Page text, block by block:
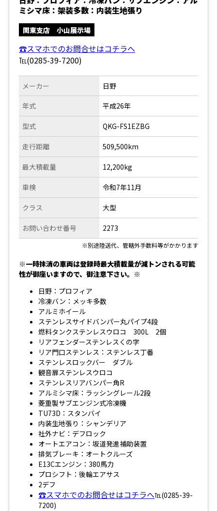
ミシマ床：架装多数：内装生地張り
関東支店 小山展示場
☎スマホでのお問合せはコチラへ
℡(0285-39-7200)
メーカー
年式
型式
走行距離
日野
平成26年
QKG-FS1EZBG
509,500km
最大積載量
車検
クラス
お問い合わせ番号
12,200kg
令和7年11月
大型
2273
※別途陸送代、管轄外手数料等がかかります
※一時抹消の車両は登録時最大積載量が減トンされる可能
性が御座いますので、御注意下さい。※
日野：プロフィア
冷凍バン：メッキ多数
アルミホイール
ステンレスサイドバンパー丸パイプ4段
燃料タンクステンレスウロコ 300L 2個
リアフェンダーステンレスくの字
リア門口ステンレス：ステンレス丁番
ステンレスロックバー ダブル
観音扉ステンレスウロコ
ステンレスリアバンパー角R
アルミシマ床：ラッシングレール2段
菱重製サブエンジン式冷凍機
TU73D：スタンバイ
内装生地張り：シャンデリア
社外ナビ：デフロック
オートエアコン：坂道発進補助装置
排気ブレーキ：オートクルーズ
E13Cエンジン：380馬力
プロシフト：後輪エアサス
2デフ
☎スマホでのお問合せはコチラへ℡(0285-39-
7200)